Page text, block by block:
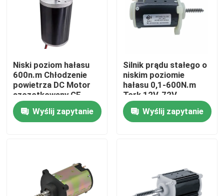
Wycieczka po fabryce
Kontrola jakości
Skontaktuj się z nami
Silnik szczotkowy prądu stałego
Niski poziom hałasu
600n.m Chłodzenie
powietrza DC Motor
szczotkowany CE
ROHS dla zastosowań
przemysłowych
Wyślij zapytanie
Silnik prądu stałego o
niskim poziomie
hałasu 0,1-600N.m
Tork 12V-72V
Napięcie Certyfikat CE
Wyślij zapytanie